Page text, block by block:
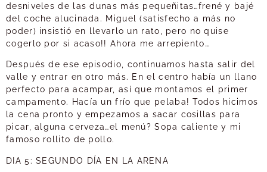
desniveles de las dunas más pequeñitas…frené y bajé
del coche alucinada. Miguel (satisfecho a más no
poder) insistió en llevarlo un rato, pero no quise
cogerlo por si acaso!! Ahora me arrepiento…
Después de ese episodio, continuamos hasta salir del
valle y entrar en otro más. En el centro había un llano
perfecto para acampar, así que montamos el primer
campamento. Hacía un frío que pelaba! Todos hicimos
la cena pronto y empezamos a sacar cosillas para
picar, alguna cerveza…el menú? Sopa caliente y mi
famoso rollito de pollo.
DIA 5: SEGUNDO DÍA EN LA ARENA